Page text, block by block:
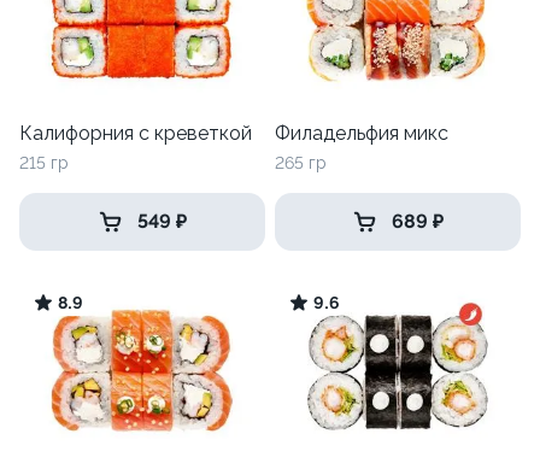
Калифорния с креветкой
215 гр
549 ₽
Филадельфия микс
265 гр
689 ₽
8.9 9.6